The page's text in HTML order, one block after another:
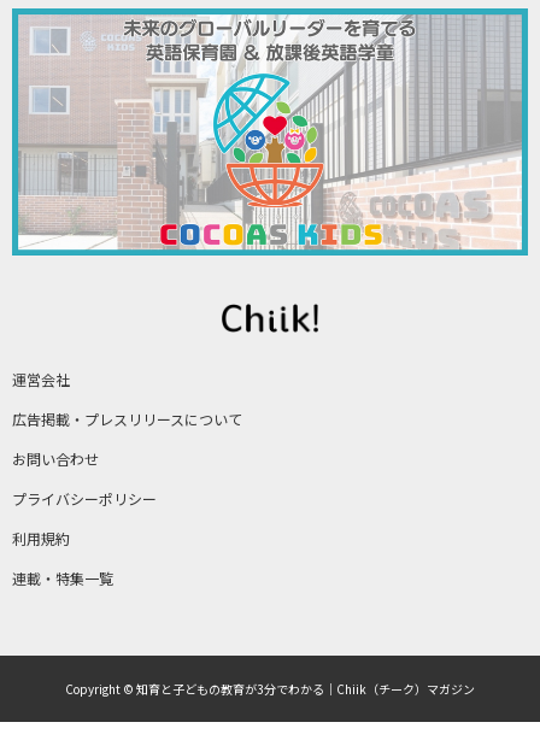
運営会社
広告掲載・プレスリリースについて
お問い合わせ
プライバシーポリシー
利用規約
連載・特集一覧
Copyright © 知育と子どもの教育が3分でわかる｜Chiik（チーク）マガジン